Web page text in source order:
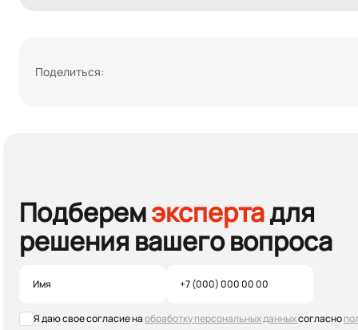
Поделиться:
Подберемэкспертадля
решения вашего вопроса
Я даю свое согласие наобработку персональных данныхсогласно